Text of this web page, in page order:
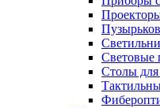
Световые
Столы для